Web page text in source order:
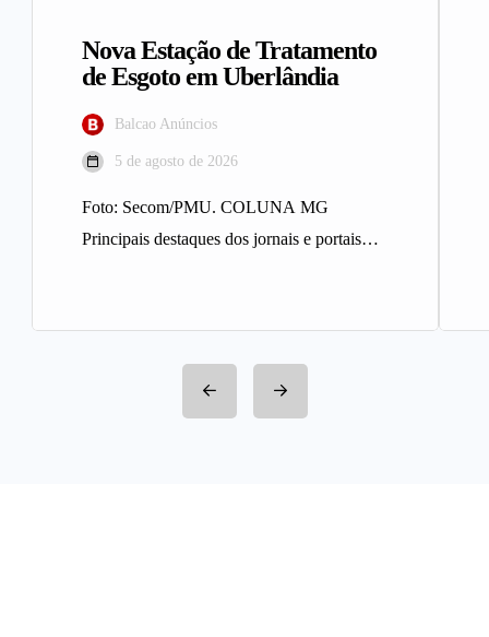
Nova Estação de Tratamento
de Esgoto em Uberlândia
Balcao Anúncios
5 de agosto de 2026
Foto: Secom/PMU. COLUNA MG
Principais destaques dos jornais e portais